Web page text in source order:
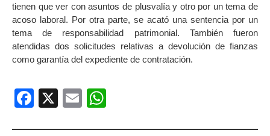
tienen que ver con asuntos de plusvalía y otro por un tema de
acoso laboral. Por otra parte, se acató una sentencia por un
tema de responsabilidad patrimonial. También fueron
atendidas dos solicitudes relativas a devolución de fianzas
como garantía del expediente de contratación.
Facebook
X Email